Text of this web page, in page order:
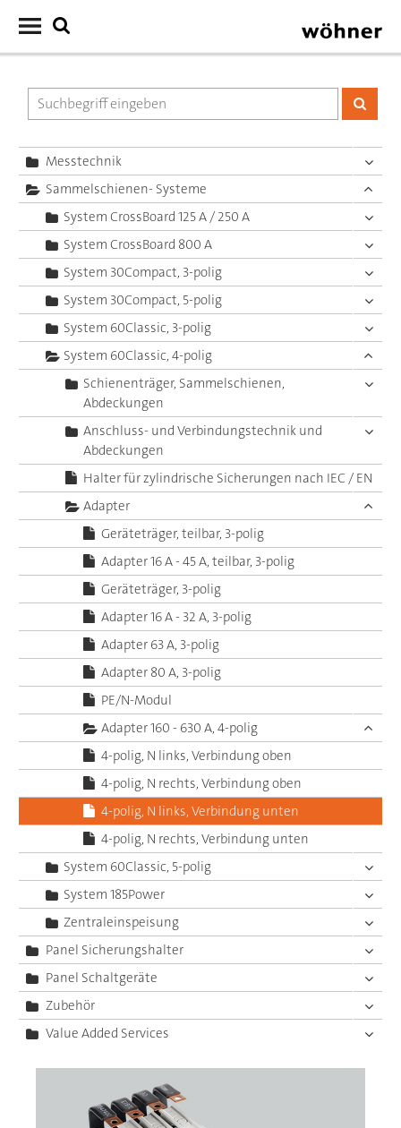
Messtechnik
Sammelschienen- Systeme
System CrossBoard 125 A / 250 A
System CrossBoard 800 A
System 30Compact, 3-polig
System 30Compact, 5-polig
System 60Classic, 3-polig
System 60Classic, 4-polig
Schienenträger, Sammelschienen,
Abdeckungen
Anschluss- und Verbindungstechnik und
Abdeckungen
Halter für zylindrische Sicherungen nach IEC / EN
Adapter
Geräteträger, teilbar, 3-polig
Adapter 16 A - 45 A, teilbar, 3-polig
Geräteträger, 3-polig
Adapter 16 A - 32 A, 3-polig
Adapter 63 A, 3-polig
Adapter 80 A, 3-polig
PE/N-Modul
Adapter 160 - 630 A, 4-polig
4-polig, N links, Verbindung oben
4-polig, N rechts, Verbindung oben
4-polig, N links, Verbindung unten
4-polig, N rechts, Verbindung unten
System 60Classic, 5-polig
System 185Power
Zentraleinspeisung
Panel Sicherungshalter
Panel Schaltgeräte
Zubehör
Value Added Services